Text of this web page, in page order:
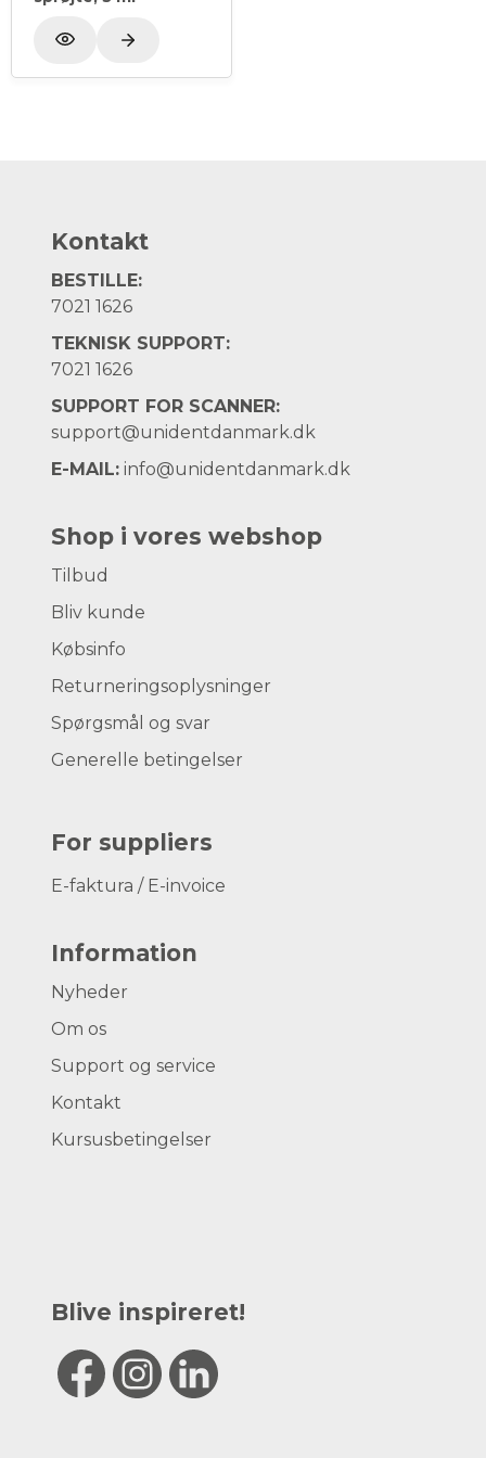
Kontakt
BESTILLE:
7021 1626
TEKNISK SUPPORT:
7021 1626
SUPPORT FOR SCANNER:
support@unidentdanmark.dk
E-MAIL: info@unidentdanmark.dk
Shop i vores webshop
Tilbud
Bliv kunde
Købsinfo
Returneringsoplysninger
Spørgsmål og svar
Generelle betingelser
For suppliers
E-faktura / E-invoice
Information
Nyheder
Om os
Support og service
Kontakt
Kursusbetingelser
Blive inspireret!